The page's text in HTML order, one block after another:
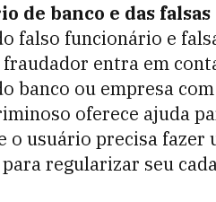
de banco e das
falso funcionário e
entra em
banco ou empresa
oferece ajuda
o usuário precisa fazer
regularizar seu